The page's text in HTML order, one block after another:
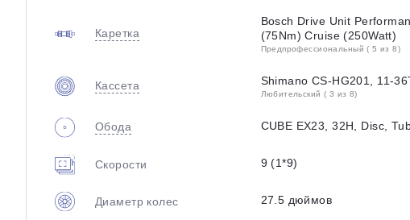
Каретка
Bosch Drive Unit
(75Nm) Cruise (250Watt)
Предпрофессиональный ( 5 из 8)
Кассета Shimano CS-HG201, 11-
Любительский ( 3 из 8)
Обода CUBE EX23, 32H, Disc,
Скорости 9 (1*9)
Диаметр колес 27.5 дюймов